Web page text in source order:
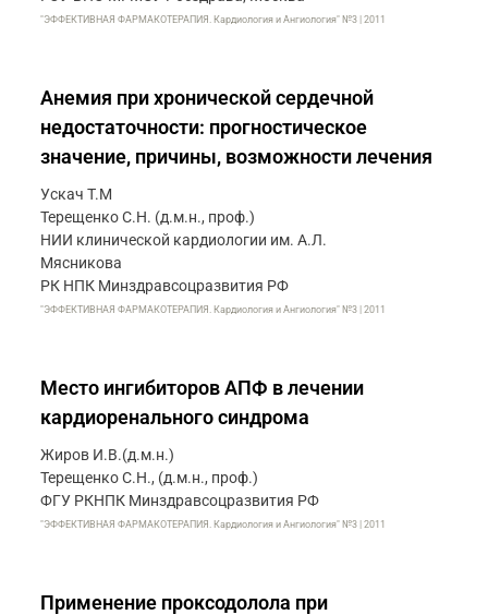
"ЭФФЕКТИВНАЯ ФАРМАКОТЕРАПИЯ. Кардиология и Ангиология" №3 | 2011
Анемия при хронической сердечной
недостаточности: прогностическое
значение, причины, возможности лечения
Ускач Т.М
Терещенко С.Н. (д.м.н., проф.)
НИИ клинической кардиологии им. А.Л.
Мясникова
РК НПК Минздравсоцразвития РФ
"ЭФФЕКТИВНАЯ ФАРМАКОТЕРАПИЯ. Кардиология и Ангиология" №3 | 2011
Место ингибиторов АПФ в лечении
кардиоренального синдрома
Жиров И.В.(д.м.н.)
Терещенко С.Н., (д.м.н., проф.)
ФГУ РКНПК Минздравсоцразвития РФ
"ЭФФЕКТИВНАЯ ФАРМАКОТЕРАПИЯ. Кардиология и Ангиология" №3 | 2011
Применение проксодолола при